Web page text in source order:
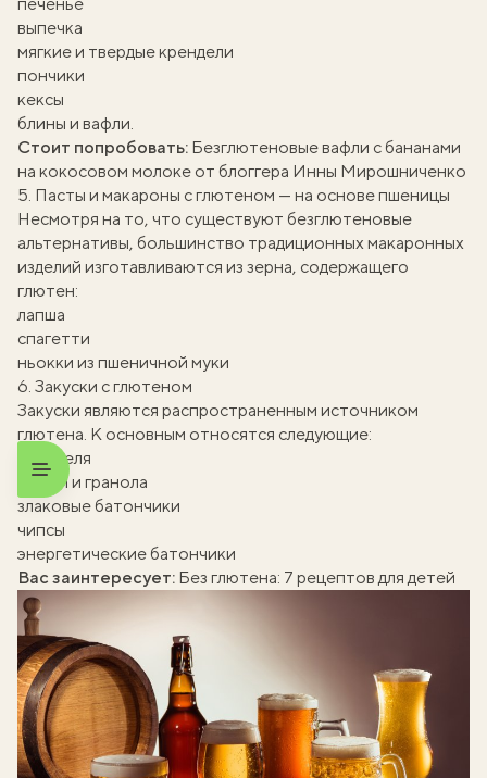
выпечка
мягкие и твердые крендели
пончики
кексы
блины и вафли.
Стоит попробовать: Безглютеновые вафли с бананами
на кокосовом молоке от блоггера Инны Мирошниченко
5. Пасты и макароны с глютеном — на основе пшеницы
Несмотря на то, что существуют безглютеновые
альтернативы, большинство традиционных макаронных
изделий изготавливаются из зерна, содержащего
глютен:
лапша
спагетти
ньокки из пшеничной муки
6. Закуски с глютеном
Закуски являются распространенным источником
глютена. К основным относятся следующие:
кренделя
мюсли и гранола
злаковые батончики
чипсы
энергетические батончики
Вас заинтересует: Без глютена: 7 рецептов для детей